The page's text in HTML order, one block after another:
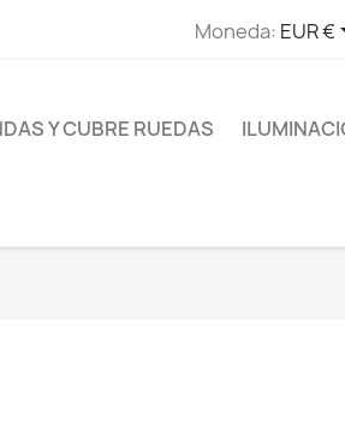
Moneda: EUR €
Y CUBRE RUEDAS